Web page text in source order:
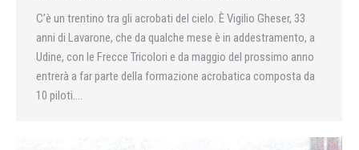
C’è un trentino tra gli acrobati del cielo. È Vigilio Gheser, 33
anni di Lavarone, che da qualche mese è in addestramento, a
Udine, con le Frecce Tricolori e da maggio del prossimo anno
entrerà a far parte della formazione acrobatica composta da
10 piloti….